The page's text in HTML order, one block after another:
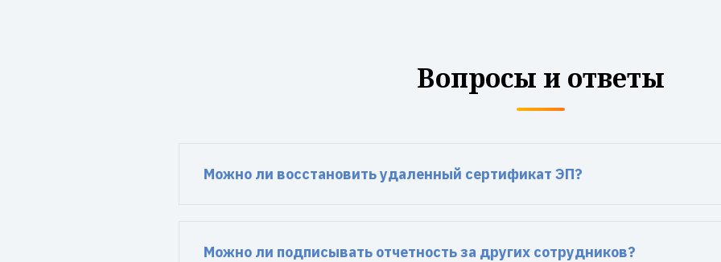
Вопросы и ответы
Можно ли восстановить удаленный сертификат ЭП?
Можно ли подписывать отчетность за других сотрудников?